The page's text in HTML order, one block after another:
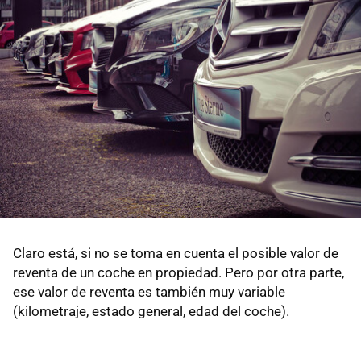
Claro está, si no se toma en cuenta el posible valor de
reventa de un coche en propiedad. Pero por otra parte,
ese valor de reventa es también muy variable
(kilometraje, estado general, edad del coche).